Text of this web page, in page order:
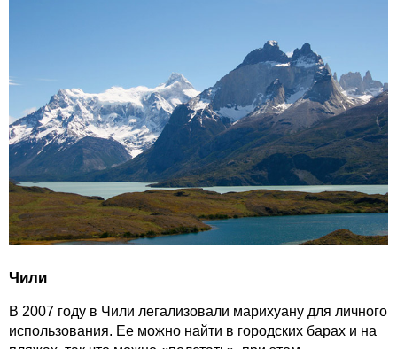
Чили
В 2007 году в Чили легализовали марихуану для личного
использования. Ее можно найти в городских барах и на